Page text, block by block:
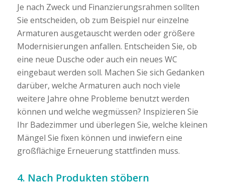
Je nach Zweck und Finanzierungsrahmen sollten
Sie entscheiden, ob zum Beispiel nur einzelne
Armaturen ausgetauscht werden oder größere
Modernisierungen anfallen. Entscheiden Sie, ob
eine neue Dusche oder auch ein neues WC
eingebaut werden soll. Machen Sie sich Gedanken
darüber, welche Armaturen auch noch viele
weitere Jahre ohne Probleme benutzt werden
können und welche wegmüssen? Inspizieren Sie
Ihr Badezimmer und überlegen Sie, welche kleinen
Mängel Sie fixen können und inwiefern eine
großflächige Erneuerung stattfinden muss.
4. Nach Produkten stöbern